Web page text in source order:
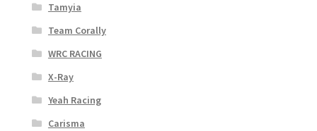
Tamyia
Team Corally
WRC RACING
X-Ray
Yeah Racing
Carisma